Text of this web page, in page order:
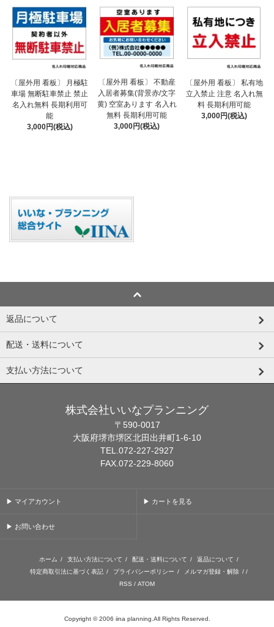
〔屋外用 看板〕 月極駐
車場 無断駐車禁止 禁止
名入れ無料 長期利用可
能
3,000円(税込)
〔屋外用 看板〕 不動産
入居者募集(背景赤/文字
黄) 空室あります 名入れ
無料 長期利用可能
3,000円(税込)
〔屋外用 看板〕 私有地
立入禁止 注意 名入れ無
料 長期利用可能
3,000円(税込)
返品について
配送・送料について
支払い方法について
株式会社いいなプランニング
〒590-0017
大阪府堺市堺区北田出井町1-6-10
TEL.072-227-2927
FAX.072-229-8060
▶ マイアカウント ▶ カートを見る
▶ お問い合わせ
ホーム / 支払い方法について / 配送・送料について / 返品について /
特定商取引法に基づく表記 / プライバシーポリシー / メルマガ登録・解除 / /
RSS / ATOM
Copyright © 2006 iina planning.All Rights Reserved.